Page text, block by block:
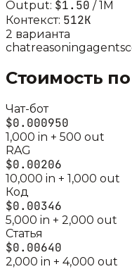
Output: $1.50 / 1M
Контекст: 512K
2 варианта
chatreasoningagents
Стоимость
Чат-бот
$0.000950
1,000 in + 500 out
RAG
$0.00206
10,000 in + 1,000 out
Код
$0.00346
5,000 in + 2,000 out
Статья
$0.00640
2,000 in + 4,000 out